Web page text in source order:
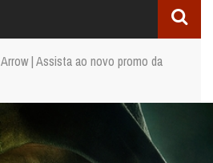
Arrow | Assista ao novo promo da